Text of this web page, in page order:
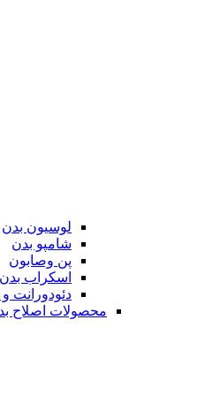
لوسیون بدن
شامپو بدن
پن وصابون
اسکراب بدن
دئودورانت
محصولات اصلاح